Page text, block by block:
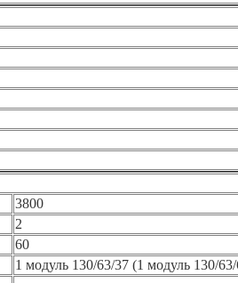
3800
2
60
1 модуль 130/63/37 (1 модуль 130/